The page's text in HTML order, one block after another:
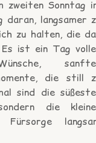
Sonntag
langsamer
zu halten, die
Es ist ein Tag
die still
sind die
die